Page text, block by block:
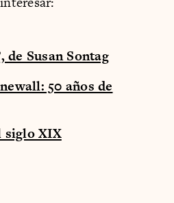
de Susan Sontag
50 años de
siglo XIX